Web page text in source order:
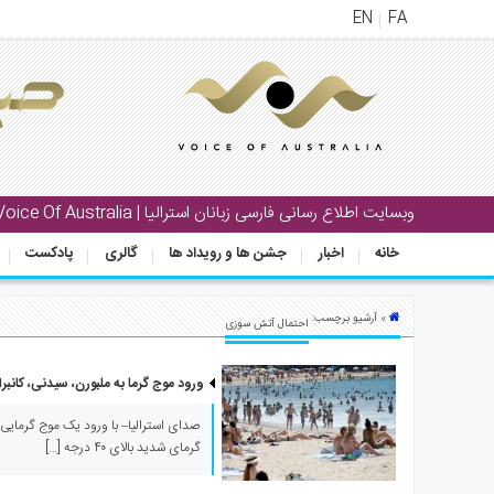
FA
EN
وبسایت اطلاع رسانی فارسی زبانان استرالیا | Voice Of Australia
خانه اخبار جشن ها و رویداد ها گالری پادکست
منوی
اصلی
خانه
جشن
و
» آرشیو برچسب: احتمال آتش سوزی
ورود موج گرما به ملبورن، سیدنی،
گرمای شدید بالای ۴۰ درجه […]